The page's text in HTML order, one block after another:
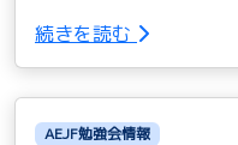
続きを読む
AEJF勉強会情報